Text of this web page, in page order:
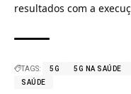
resultados com a
TAGS: 5G 5G NA SAÚDE
SAÚDE